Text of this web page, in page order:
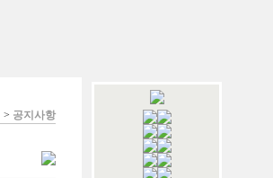
> 공지사항